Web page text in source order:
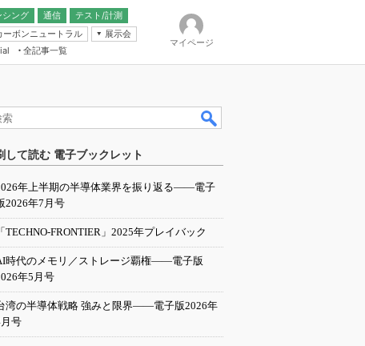
シング
通信
テスト/計測
ーボンニュートラル
展示会
ピューティング
全記事一覧
マイページ
して読む 電子ブックレット
年上半期の半導体業界を振り返る――電子
2026年7月号
「TECHNO-FRONTIER」2025年プレイバック
時代のメモリ／ストレージ覇権――電子版
年5月号
湾の半導体戦略 強みと限界――電子版2026年
号